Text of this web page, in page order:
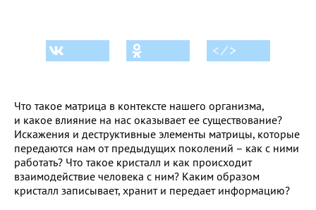
< ⁄ >
Что такое матрица в контексте нашего организма,
и какое влияние на нас оказывает ее существование?
Искажения и деструктивные элементы матрицы, которые
передаются нам от предыдущих поколений – как с ними
работать? Что такое кристалл и как происходит
взаимодействие человека с ним? Каким образом
кристалл записывает, хранит и передает информацию?